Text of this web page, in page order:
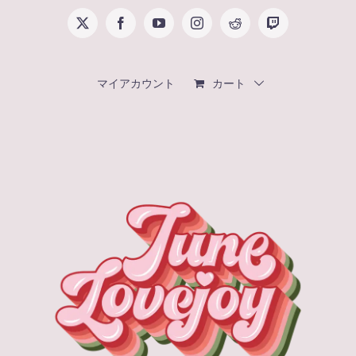
X FacebookYouTubeInstagramReddit Twitch
マイアカウント カート